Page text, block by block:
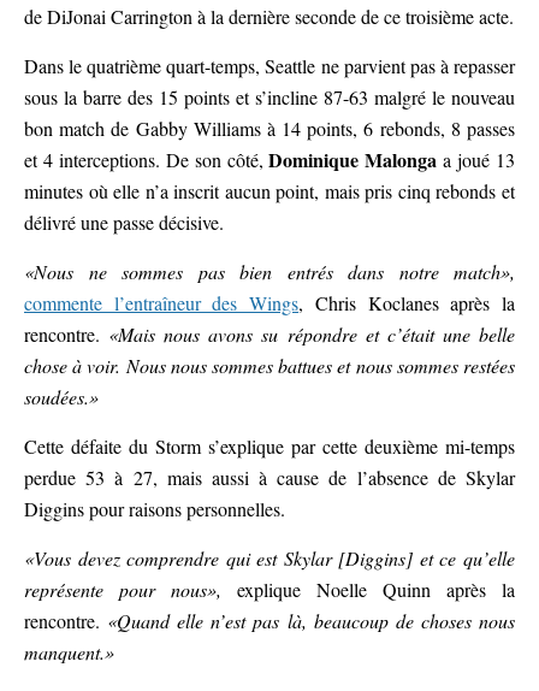
de DiJonai Carrington à la dernière seconde de ce troisième acte.
Dans le quatrième quart-temps, Seattle ne parvient pas à repasser
sous la barre des 15 points et s’incline 87-63 malgré le nouveau
bon match de Gabby Williams à 14 points, 6 rebonds, 8 passes
et 4 interceptions. De son côté,Dominique Malonga a joué 13
minutes où elle n’a inscrit aucun point, mais pris cinq rebonds et
délivré une passe décisive.
«Nous ne sommes pas bien entrés dans notre match»,
commente l’entraîneur des Wings, Chris Koclanes après la
rencontre. «Mais nous avons su répondre et c’était une belle
chose à voir. Nous nous sommes battues et nous sommes restées
soudées.»
Cette défaite du Storm s’explique par cette deuxième mi-temps
perdue 53 à 27, mais aussi à cause de l’absence de Skylar
Diggins pour raisons personnelles.
«Vous devez comprendre qui est Skylar [Diggins] et ce qu’elle
représente pour nous», explique Noelle Quinn après la
rencontre. «Quand elle n’est pas là, beaucoup de choses nous
manquent.»